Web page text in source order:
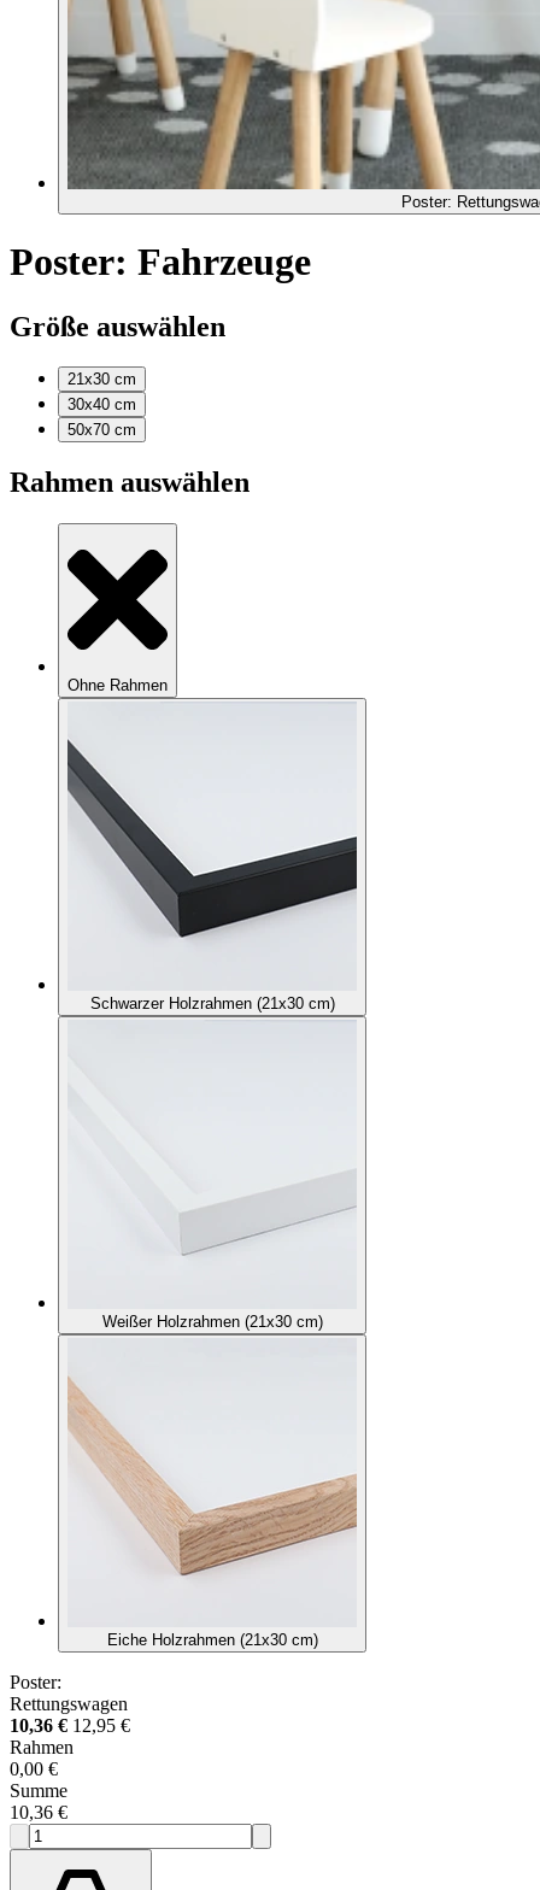
Poster:
Poster: Fahrzeuge
Größe auswählen
21x30 cm
30x40 cm
50x70 cm
Rahmen auswählen
Ohne Rahmen
Schwarzer Holzrahmen (21x30 cm)
Weißer Holzrahmen (21x30 cm)
Eiche Holzrahmen (21x30 cm)
Poster:
Rettungswagen
10,36 € 12,95 €
Rahmen
0,00 €
Summe
10,36 €